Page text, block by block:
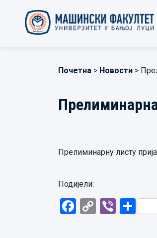
Почетна > Новости >
Прелиминарну листу
Подијели:
Facebook
CopyViber